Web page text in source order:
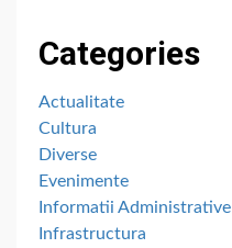
Categories
Actualitate
Cultura
Diverse
Evenimente
Informatii Administrative
Infrastructura